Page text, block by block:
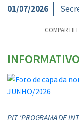
01/07/2026
PIT (PROGRAMA DE